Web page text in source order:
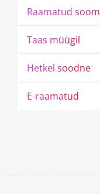
Raamatud soom
Taas müügil
Hetkel soodne
E-raamatud